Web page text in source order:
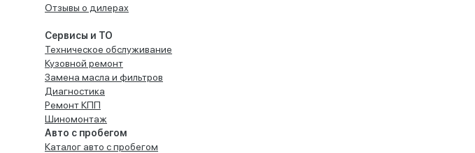
Отзывы о дилерах
Сервисы и ТО
Техническое обслуживание
Кузовной ремонт
Замена масла и фильтров
Диагностика
Ремонт КПП
Шиномонтаж
Авто с пробегом
Каталог авто с пробегом